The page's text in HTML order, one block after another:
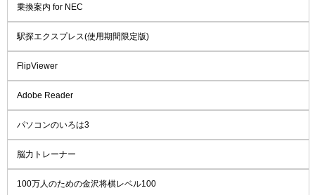
乗換案内 for NEC
駅探エクスプレス(使用期間限定版)
FlipViewer
Adobe Reader
パソコンのいろは3
脳力トレーナー
100万人のための金沢将棋レベル100